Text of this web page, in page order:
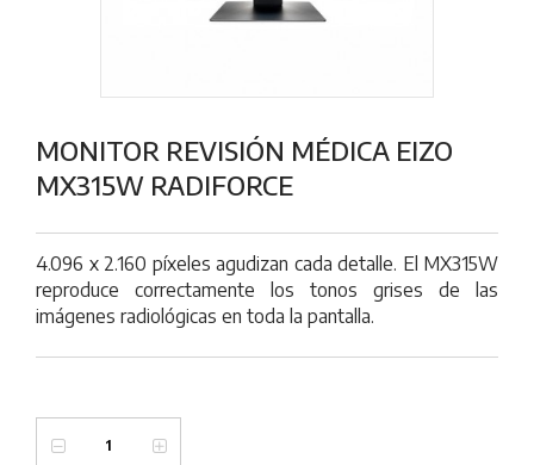
MONITOR REVISIÓN MÉDICA EIZO
MX315W RADIFORCE
4.096 x 2.160 píxeles agudizan cada detalle. El MX315W
reproduce correctamente los tonos grises de las
imágenes radiológicas en toda la pantalla.